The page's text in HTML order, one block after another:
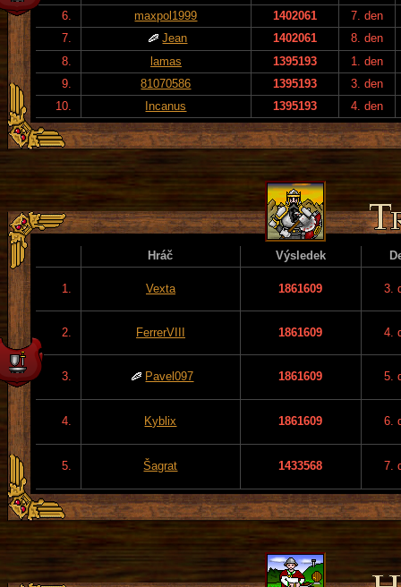
6.
maxpol1999 1402061
7. den
7.
Jean 1402061
8. den
8.
lamas 1395193
1. den
9.
81070586 1395193
3. den
10.
Incanus 1395193 4. den
Hráč Výsledek
1. Vexta 1861609 3.
2. FerrerVIII 1861609 4.
3. Pavel097 1861609 5.
4. Kyblix 1861609 6.
5. Šagrat 1433568 7.